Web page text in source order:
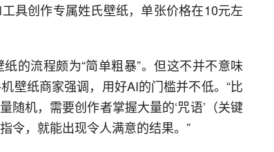
具创作专属姓氏壁纸，单张价格在10元左
的流程颇为“简单粗暴”。但这不并不意味
壁纸商家强调，用好AI的门槛并不低。“比
机，需要创作者掌握大量的‘咒语’（关键
令，就能出现令人满意的结果。”